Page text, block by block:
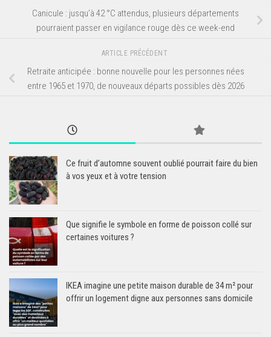
Canicule : jusqu’à 42 °C attendus, plusieurs départements
pourraient passer en vigilance rouge dès ce week-end
ARTICLE PRÉCÉDENT
Retraite anticipée : bonne nouvelle pour les personnes nées
entre 1965 et 1970, de nouveaux départs possibles dès 2026
Ce fruit d’automne souvent oublié pourrait faire du bien
à vos yeux et à votre tension
Que signifie le symbole en forme de poisson collé sur
certaines voitures ?
IKEA imagine une petite maison durable de 34 m² pour
offrir un logement digne aux personnes sans domicile